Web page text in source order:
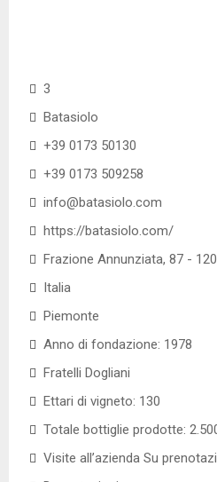
3
Batasiolo
+39 0173 50130
+39 0173 509258
info@batasiolo.com
https://batasiolo.com/
Frazione Annunziata, 87 -
Italia
Piemonte
Anno di fondazione: 1978
Fratelli Dogliani
Ettari di vigneto: 130
Totale bottiglie prodotte:
Visite all’azienda Su